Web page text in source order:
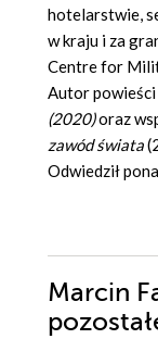
hotelarstwie,
w kraju i za
Centre for
Autor powieści
(2020)oraz
zawód świata
Odwiedził
Marcin